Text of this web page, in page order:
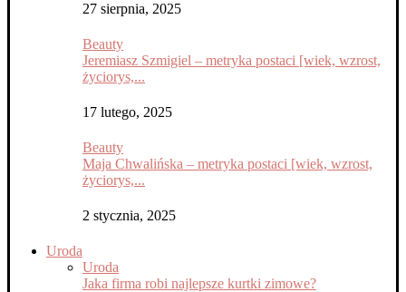
27 sierpnia, 2025
Beauty
Jeremiasz Szmigiel – metryka postaci [wiek, wzrost,
życiorys,...
17 lutego, 2025
Beauty
Maja Chwalińska – metryka postaci [wiek, wzrost,
życiorys,...
2 stycznia, 2025
Uroda
Uroda
Jaka firma robi najlepsze kurtki zimowe?